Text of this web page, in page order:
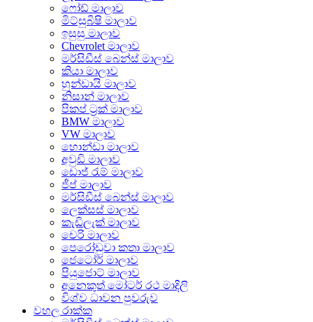
ෆෝඩ් මාලාව
මිට්සුබිෂි මාලාව
ඉසුසු මාලාව
Chevrolet මාලාව
මර්සිඩීස් බෙන්ස් මාලාව
කියා මාලාව
හුන්ඩායි මාලාව
නිසාන් මාලාව
පිකප් ට්‍රක් මාලාව
BMW මාලාව
VW මාලාව
හොන්ඩා මාලාව
අවුඩි මාලාව
ඩොජ් රැම් මාලාව
ජීප් මාලාව
මර්සිඩීස් බෙන්ස් මාලාව
ලෙක්සස් මාලාව
කැඩිලැක් මාලාව
චෙරි මාලාව
පෙරෝඩුවා කතා මාලාව
ජෙටෝර් මාලාව
පියුජොට් මාලාව
අනෙකුත් මෝටර් රථ මාදිලි
විශ්ව ධාවන පුවරුව
වහල රාක්ක